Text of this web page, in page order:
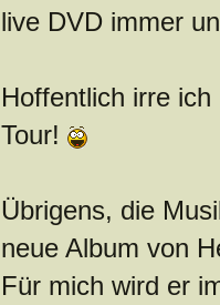
live DVD immer
Hoffentlich irre
Tour!
Übrigens, die
neue Album von
Für mich wird er